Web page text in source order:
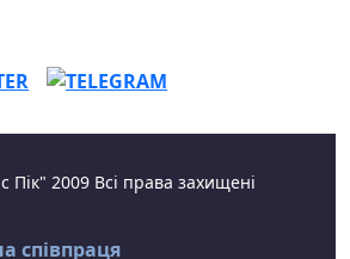
2009 Всі права захищені
співпраця